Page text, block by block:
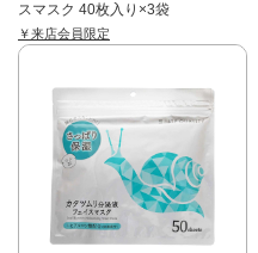
スマスク 40枚入り×3袋
￥来店会員限定